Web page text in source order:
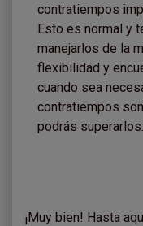
contratiempos
Esto es normal y
manejarlos de la
flexibilidad y
cuando sea
contratiempos
podrás superarlos.
¡Muy bien! Hasta